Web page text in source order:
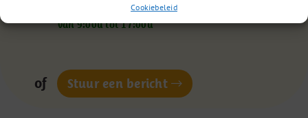
Cookiebeleid
Op werkdagen bereikbaar
van 9:00u tot 17:00u
of Stuur een bericht